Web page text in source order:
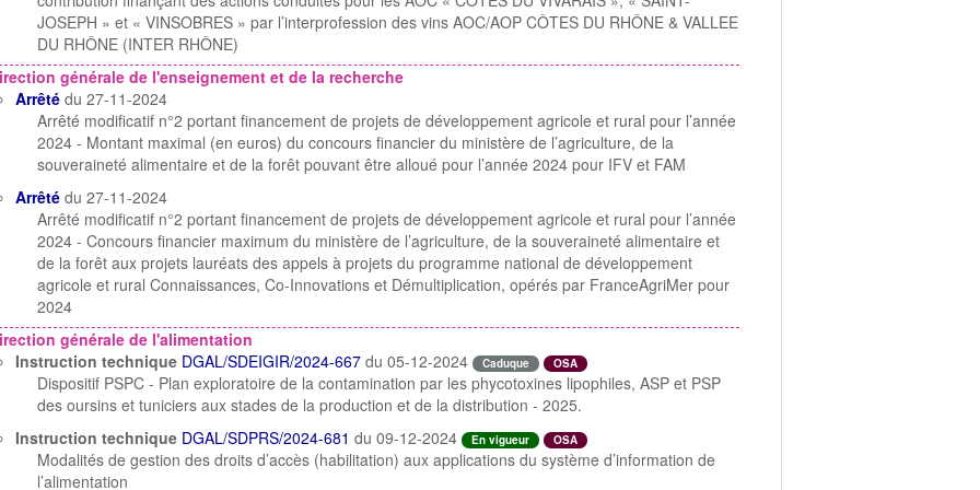
JOSEPH » et « VINSOBRES » par l’interprofession des vins AOC/AOP CÔTES DU RHÔNE & VALLEE
DU RHÔNE (INTER RHÔNE)
générale de l'enseignement et de la recherche
Arrêté du 27-11-2024
Arrêté modificatif n°2 portant financement de projets de développement agricole et rural pour l’année
2024 - Montant maximal (en euros) du concours financier du ministère de l’agriculture, de la
souveraineté alimentaire et de la forêt pouvant être alloué pour l’année 2024 pour IFV et FAM
Arrêté du 27-11-2024
Arrêté modificatif n°2 portant financement de projets de développement agricole et rural pour l’année
2024 - Concours financier maximum du ministère de l’agriculture, de la souveraineté alimentaire et
de la forêt aux projets lauréats des appels à projets du programme national de développement
agricole et rural Connaissances, Co-Innovations et Démultiplication, opérés par FranceAgriMer pour
2024
générale de l'alimentation
Instruction technique DGAL/SDEIGIR/2024-667 du 05-12-2024 Caduque OSA
Dispositif PSPC - Plan exploratoire de la contamination par les phycotoxines lipophiles, ASP et PSP
des oursins et tuniciers aux stades de la production et de la distribution - 2025.
Instruction technique DGAL/SDPRS/2024-681 du 09-12-2024 En vigueur OSA
Modalités de gestion des droits d’accès (habilitation) aux applications du système d’information de
l’alimentation